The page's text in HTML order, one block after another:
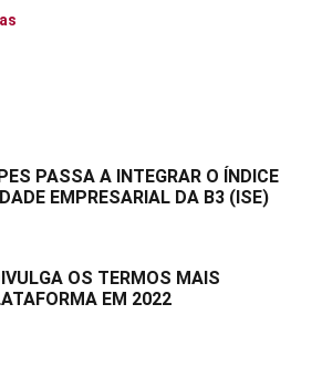
PASSA A INTEGRAR O ÍNDICE
EMPRESARIAL DA B3 (ISE)
OS TERMOS MAIS
EM 2022